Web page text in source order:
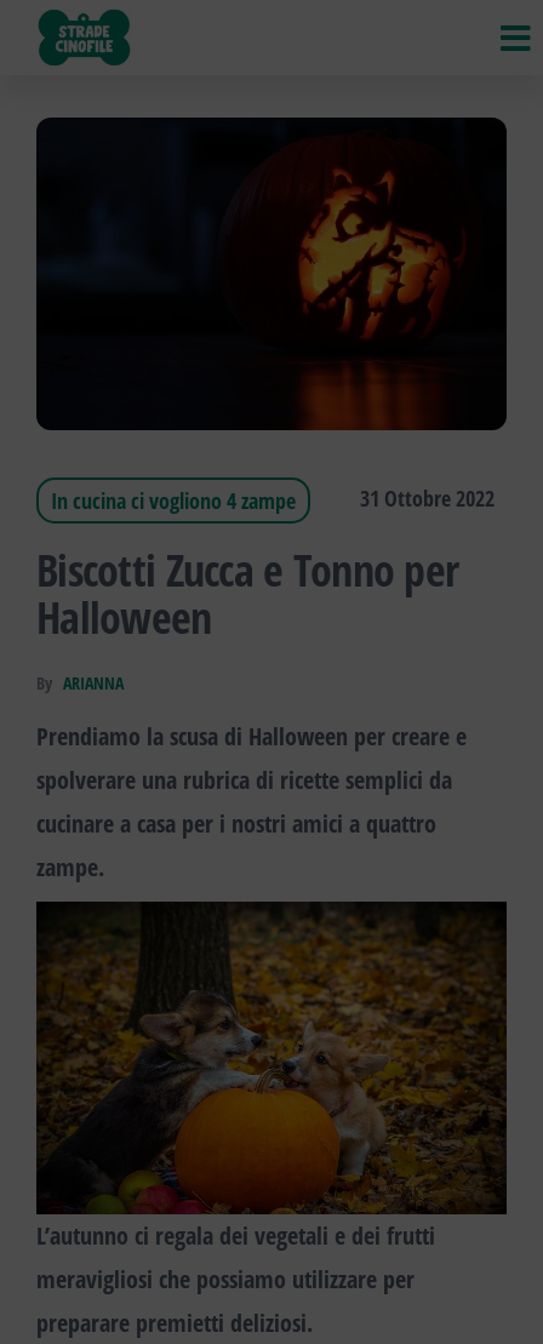
GATTI e
In cucina ci vogliono 4 zampe 31 Ottobre 2022
Biscotti Zucca e Tonno per
Halloween
By ARIANNA
Prendiamo la scusa di Halloween per creare e
spolverare una rubrica di ricette semplici da
cucinare a casa per i nostri amici a quattro
zampe.
L’autunno ci regala dei vegetali e dei frutti
meravigliosi che possiamo utilizzare per
preparare premietti deliziosi.